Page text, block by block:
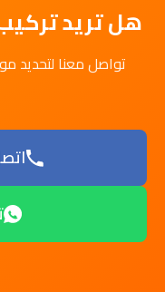
هل تريد
تواصل معنا لتحديد
اتصل